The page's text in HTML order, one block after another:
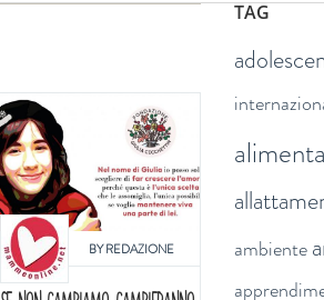
BYREDAZIONE
TAG
ambiente